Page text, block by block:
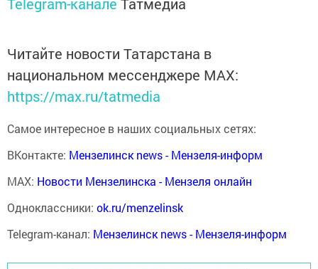
Читайте новости Татарстана в
национальном мессенджере MАХ:
https://max.ru/tatmedia
Самое интересное в наших социальных сетях:
ВКонтакте: Мензелинск news - Мензеля-информ
MAX: Новости Мензелинска - Мензеля онлайн
Одноклассники: ok.ru/menzelinsk
Telegram-канал: Мензелинск news - Мензеля-информ